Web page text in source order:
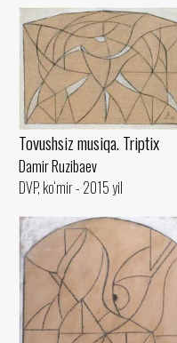
Tovushsiz musiqa. Triptix
Damir Ruzibaev
DVP, ko‘mir - 2015 yil